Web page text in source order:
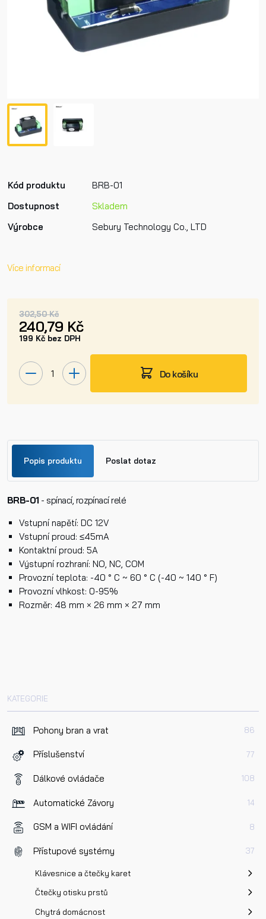
KATEGORIE
Pohony bran a vrat 86
Příslušenství 77
Dálkové ovládače 108
Automatické Závory 14
GSM a WIFI ovládání 8
Přístupové systémy 37
Klávesnice a čtečky karet
Čtečky otisku prstů
Chytrá domácnost
Kód produktu
BRB-01
Dostupnost
Skladem
Výrobce
Sebury Technology Co., LTD
Více informací
302,50 Kč
240,79 Kč
199 Kč bez DPH
Do košíku
Popis produktu Poslat dotaz
BRB-01 - spínací, rozpínací relé
Vstupní napětí: DC 12V
Vstupní proud: ≤45mA
Kontaktní proud: 5A
Výstupní rozhraní: NO, NC, COM
Provozní teplota: -40 ° C ~ 60 ° C (-40 ~ 140 ° F)
Provozní vlhkost: 0-95%
Rozměr: 48 mm × 26 mm × 27 mm
Jméno
Příjmení
Telefon
Dotaz k produktu
osobních údajůa na základě toho souhlasím se
Odeslat